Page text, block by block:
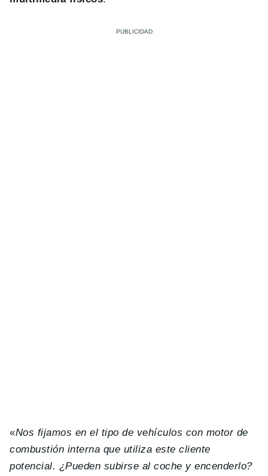
«Nos fijamos en el tipo de vehículos con motor de
combustión interna que utiliza este cliente
potencial. ¿Pueden subirse al coche y encenderlo?